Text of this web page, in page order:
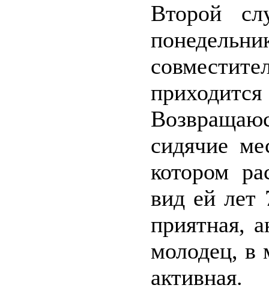
Второй
сидячие
котором
вид ей лет
приятная,
молодец, в
активная.